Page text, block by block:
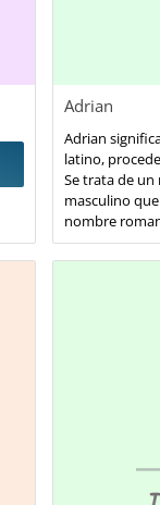
Adrian
Adrian
latino,
Se trata de
masculino
nombre